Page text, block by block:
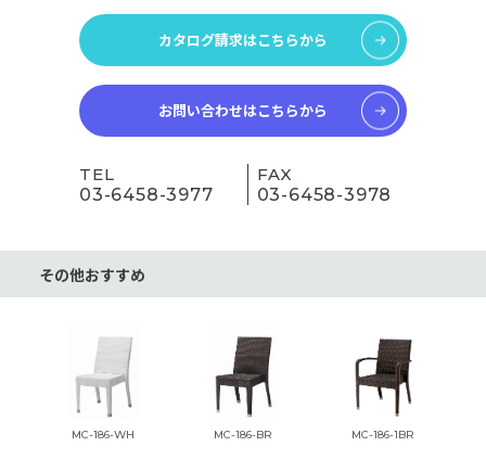
カタログ請求はこちらから
お問い合わせはこちらから
TEL
03-6458-3977
FAX
03-6458-3978
その他おすすめ
MC-186-WH MC-186-BR MC-186-1BR